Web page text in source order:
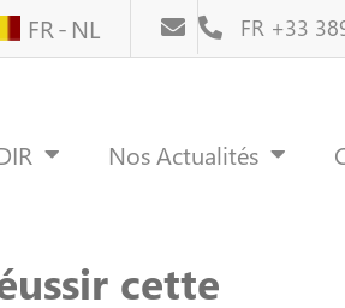
FR NL FR +33
Nos Actualités
cette